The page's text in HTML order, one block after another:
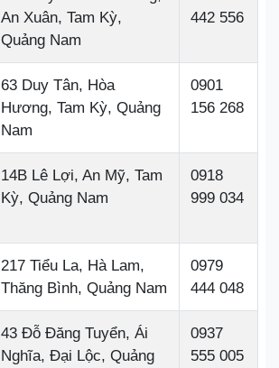
An Xuân, Tam Kỳ,
Quảng Nam
442 556
63 Duy Tân, Hòa
Hương, Tam Kỳ, Quảng
Nam
0901
156 268
14B Lê Lợi, An Mỹ, Tam
Kỳ, Quảng Nam
0918
999 034
217 Tiểu La, Hà Lam,
Thăng Bình, Quảng Nam
0979
444 048
43 Đỗ Đăng Tuyển, Ái
Nghĩa, Đại Lộc, Quảng
0937
555 005